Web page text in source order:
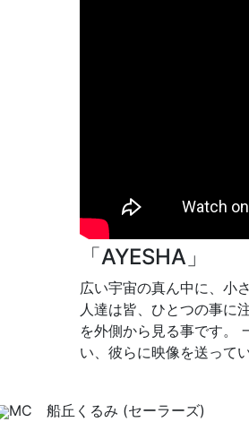
「AYESHA」
広い宇宙の真ん中に、小
人達は皆、ひとつの事に
を外側から見る事です。
い、彼らに映像を送って
MC 船丘くるみ (セーラーズ)